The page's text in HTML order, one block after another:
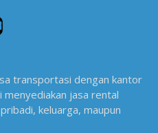
transportasi dengan kantor
menyediakan jasa rental
keluarga, maupun